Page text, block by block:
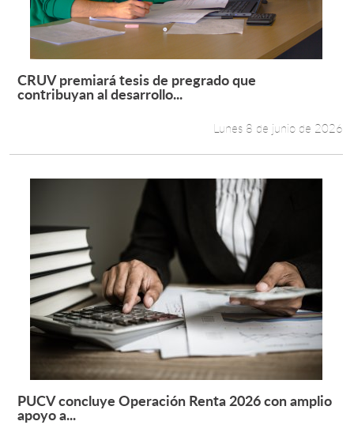
Leer más +
CRUV premiará tesis de pregrado que
contribuyan al desarrollo...
Lunes 8 de junio de 2026
Leer más +
PUCV concluye Operación Renta 2026 con amplio
apoyo a...